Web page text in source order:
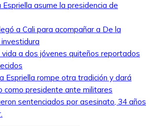
asume la presidencia de
a Cali para acompañar a De la
investidura
vida a dos jóvenes quiteños reportados
Espriella rompe otra tradición y dará
como presidente ante militares
sentenciados por asesinato, 34 años